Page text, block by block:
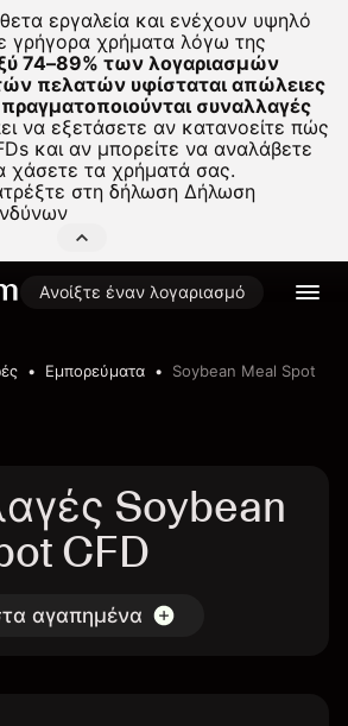
εργαλεία και ενέχουν υψηλό
γρήγορα χρήματα λόγω της
74–89% των λογαριασμών
πελατών υφίσταται απώλειες
συναλλαγές
να εξετάσετε αν κατανοείτε πώς
και αν μπορείτε να αναλάβετε
χάσετε τα χρήματά σας.
στη δήλωση Δήλωση
Ανοίξτε έναν λογαριασμό
Εμπορεύματα Soybean Meal Spot
Soybean
CFD
αγαπημένα